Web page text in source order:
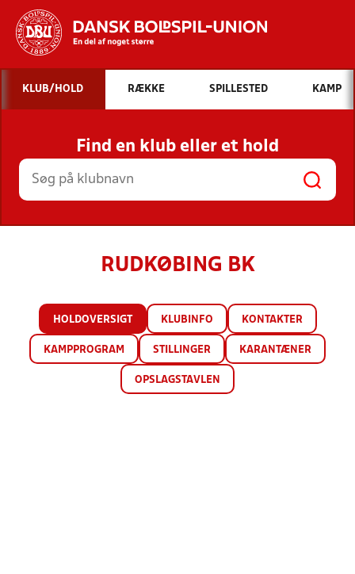
Hvad vil du søge efter?
INDHOLD OG NYHEDER
STILLINGER, RESULTATER, KLUBBER OG
HOLD
KLUB/HOLD RÆKKE SPILLESTED KAMP
Find en klub eller et hold
RUDKØBING BK
HOLDOVERSIGT KLUBINFO KONTAKTER
KAMPPROGRAM STILLINGER KARANTÆNER
OPSLAGSTAVLEN